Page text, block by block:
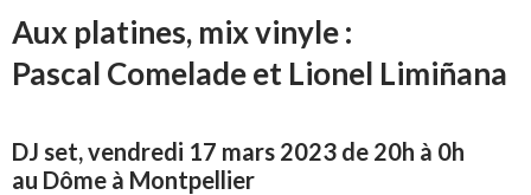
Aux platines, mix vinyle :
Pascal Comelade et Lionel Limiñana
DJ set, vendredi 17 mars 2023 de 20h à 0h
au Dôme à Montpellier